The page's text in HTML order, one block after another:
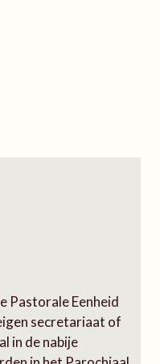
Pastorale Eenheid
secretariaat of
in de nabije